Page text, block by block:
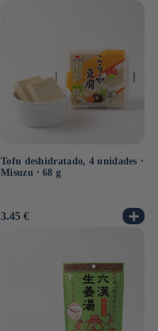
Tofu deshidratado, 4 unidades ⋅
Misuzu ⋅ 68 g
Precio
3.45 €